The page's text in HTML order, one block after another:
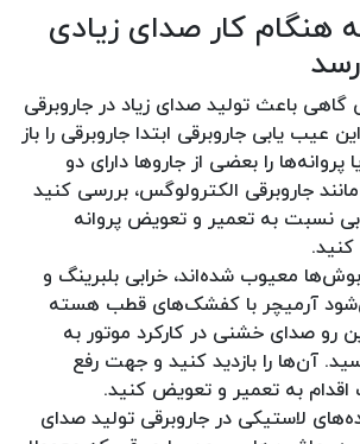
هنگام کار صدای زیادی
گاهی باعث تولید صدای زیاد در جاروبرقی
عیب یابی جاروبرقی ابتدا جاروبرقی را باز
پروانه‌ها را بعضی از جاروها دارای دو
جاروبرقی الکترولوگس، بررسی کنید
نسبت به تعمیر و تعویض پروانه
کنید.
بوش‌ها معیوب شده‌اند، خرابی بلبرینگ و
آرمیچر با کفشک‌های قطب هسته
رو صدای خشنی در کارکرد موتور به
آن‌ها را بازدید کنید و جهت رفع
اقدام به تعمیر و تعویض کنید.
لاستیکی در جاروبرقی تولید صدای